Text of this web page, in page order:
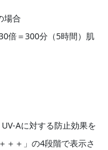
場合
倍＝300分（5時間）肌
Aに対する防止効果を
＋＋」の4段階で表示さ